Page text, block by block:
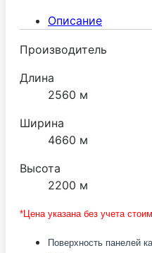
Описание
Производитель
Длина
2560 м
Ширина
4660 м
Высота
2200 м
*Цена указана без учета
Поверхность панелей